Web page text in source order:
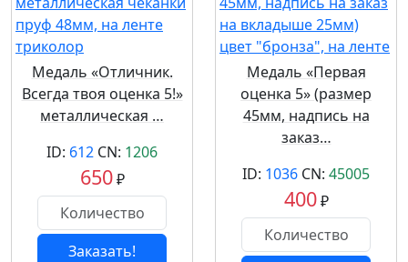
Медаль «Отличник.
Всегда твоя оценка 5!»
металлическая …
ID: 612 CN: 1206
650₽
Заказать!
Медаль «Первая
оценка 5» (размер
45мм, надпись на
заказ…
ID: 1036 CN: 45005
400₽